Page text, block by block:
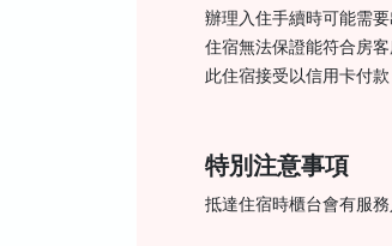
辦理入住手續時可能需
住宿無法保證能符合房
此住宿接受以信用卡付
特別注意事項
抵達住宿時櫃台會有服